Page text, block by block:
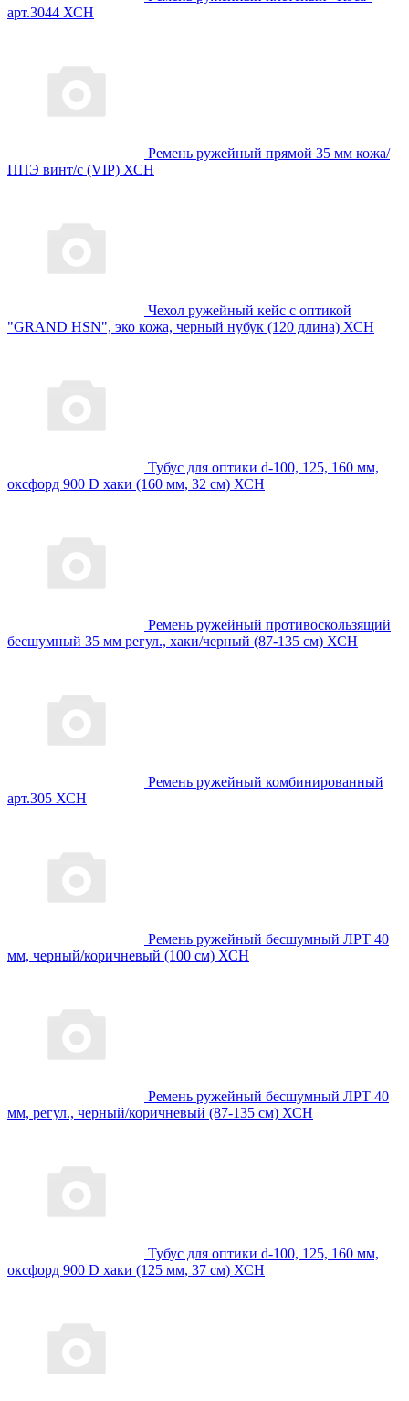
арт.3044 ХСН
Ремень ружейный прямой 35 мм кожа/
ППЭ винт/с (VIP) ХСН
Чехол ружейный кейс с оптикой
"GRAND HSN", эко кожа, черный нубук (120 длина) ХСН
Тубус для оптики d-100, 125, 160 мм,
оксфорд 900 D хаки (160 мм, 32 см) ХСН
Ремень ружейный противоскользящий
бесшумный 35 мм регул., хаки/черный (87-135 см) ХСН
Ремень ружейный комбинированный
арт.305 ХСН
Ремень ружейный бесшумный ЛРТ 40
мм, черный/коричневый (100 см) ХСН
Ремень ружейный бесшумный ЛРТ 40
мм, регул., черный/коричневый (87-135 см) ХСН
Тубус для оптики d-100, 125, 160 мм,
оксфорд 900 D хаки (125 мм, 37 см) ХСН